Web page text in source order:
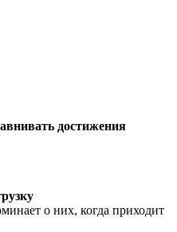
достижения
о них, когда приходит